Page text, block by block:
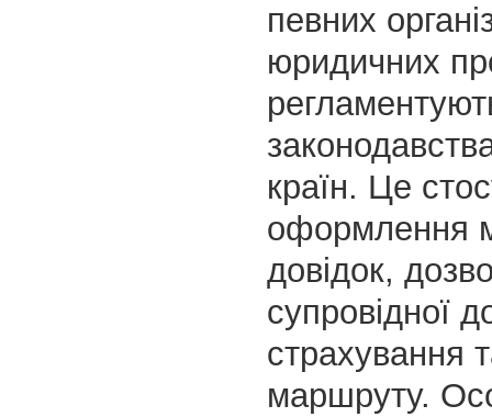
певних
юридичних
країн. Це
оформлення
довідок,
супровідної
страхування
маршруту.